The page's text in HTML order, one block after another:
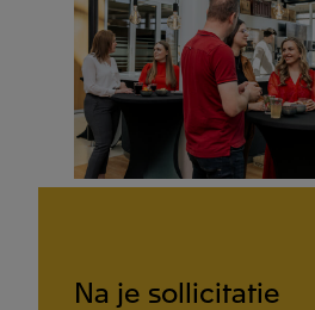
Na je sollicitatie